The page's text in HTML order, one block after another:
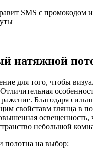
SMS с промокодом и
натяжной
для того, чтобы
Благодаря
свойставм глянца в
освещенность,
небольшой
полотна на выбор: